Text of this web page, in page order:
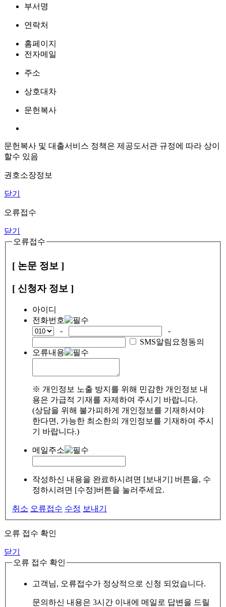
부서명
연락처
홈페이지
전자메일
주소
상호대차
문헌복사
문헌복사 및 대출서비스 정책은 제공도서관 규정에 따라 상이
할수 있음
권호소장정보
닫기
오류접수
닫기
오류접수
[ 논문 정보 ]
[ 신청자 정보 ]
아이디
전화번호
-
-
SMS알림요청동의
오류내용
※ 개인정보 노출 방지를 위해 민감한 개인정보 내
용은 가급적 기재를 자제하여 주시기 바랍니다.
(상담을 위해 불가피하게 개인정보를 기재하셔야
한다면, 가능한 최소한의 개인정보를 기재하여 주시
기 바랍니다.)
메일주소
작성하신 내용을 완료하시려면 [보내기] 버튼을, 수
정하시려면 [수정]버튼을 눌러주세요.
취소 오류접수 수정 보내기
오류 접수 확인
닫기
오류 접수 확인
고객님, 오류접수가 정상적으로 신청 되었습니다.
문의하신 내용은 3시간 이내에 메일로 답변을 드릴